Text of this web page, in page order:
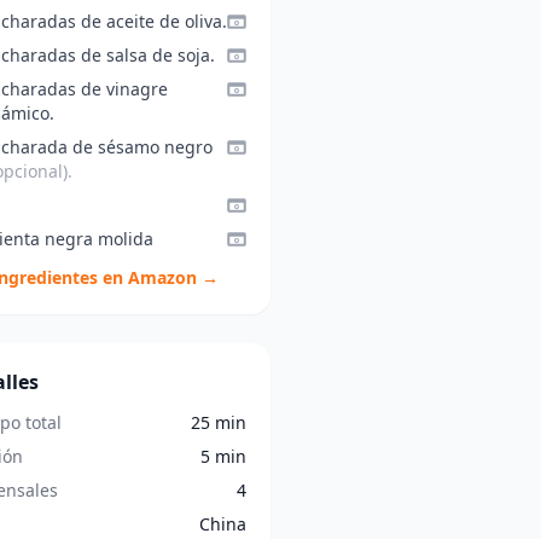
de aceite de oliva.
de salsa de soja.
de vinagre
de sésamo negro
negra molida
en Amazon →
total
25 min
5 min
4
China